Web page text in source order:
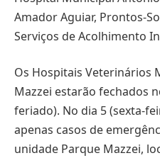
Amador Aguiar, Prontos-
Serviços de Acolhimento
Os Hospitais Veterinários
Mazzei estarão fechados
feriado). No dia 5 (sexta-
apenas casos de
unidade Parque Mazzei,